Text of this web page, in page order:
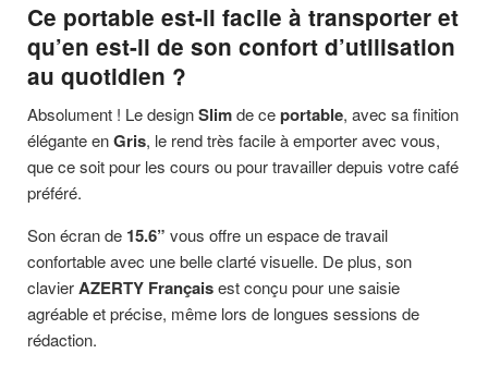
Ce portable est-il facile à transporter et
qu’en est-il de son confort d’utilisation
au quotidien ?
Absolument ! Le designSlimde ceportable, avec sa finition
élégante enGris, le rend très facile à emporter avec vous,
que ce soit pour les cours ou pour travailler depuis votre café
préféré.
Son écran de 15.6” vous offre un espace de travail
confortable avec une belle clarté visuelle. De plus, son
clavierAZERTY Françaisest conçu pour une saisie
agréable et précise, même lors de longues sessions de
rédaction.